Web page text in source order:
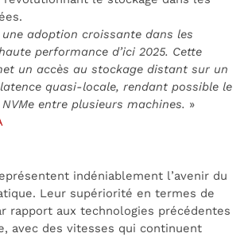
une adoption croissante dans les
performance d’ici 2025. Cette
un accès au stockage distant sur un
quasi-locale, rendant possible le
entre plusieurs machines. »
indéniablement l’avenir du
Leur supériorité en termes de
rapport aux technologies précédentes
avec des vitesses qui continuent